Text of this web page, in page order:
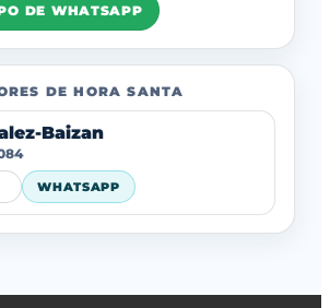
DE WHATSAPP
DE HORA SANTA
Baizan
WHATSAPP